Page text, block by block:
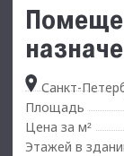
Санкт-
Площадь
Цена за м²
Этажей в